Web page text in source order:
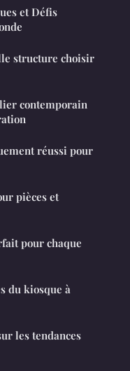
et Défis
structure choisir
contemporain
réussi pour
pièces et
pour chaque
du kiosque à
les tendances